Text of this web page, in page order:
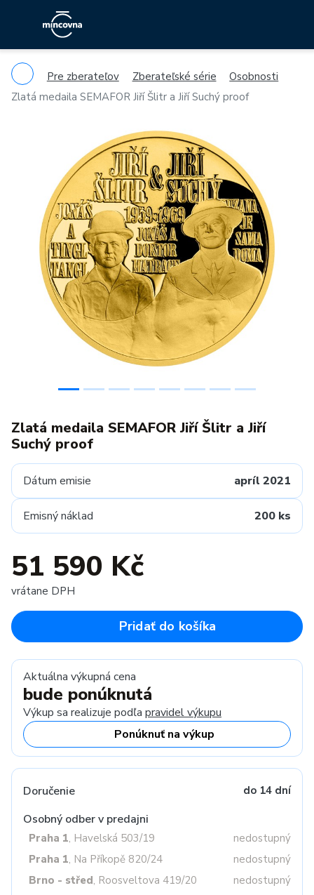
Pre zberateľov Zberateľské série
Osobnosti
Zlatá medaila SEMAFOR Jiří Šlitr a Jiří Suchý proof
Previous
Zlatá medaila SEMAFOR Jiří Šlitr a Jiří
Suchý proof
Dátum emisie apríl 2021
Emisný náklad 200 ks
51 590 Kč
vrátane DPH
Pridať do košíka
Aktuálna výkupná cena
bude ponúknutá
Výkup sa realizuje podľa pravidel výkupu
Ponúknuť na výkup
Doručenie do 14 dní
Osobný odber v predajni
Praha 1, Havelská 503/19
nedostupný
Praha 1, Na Příkopě 820/24
nedostupný
Brno - střed, Roosveltova 419/20
nedostupný